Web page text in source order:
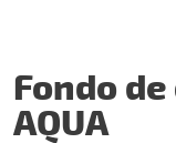
Fondo
AQUA